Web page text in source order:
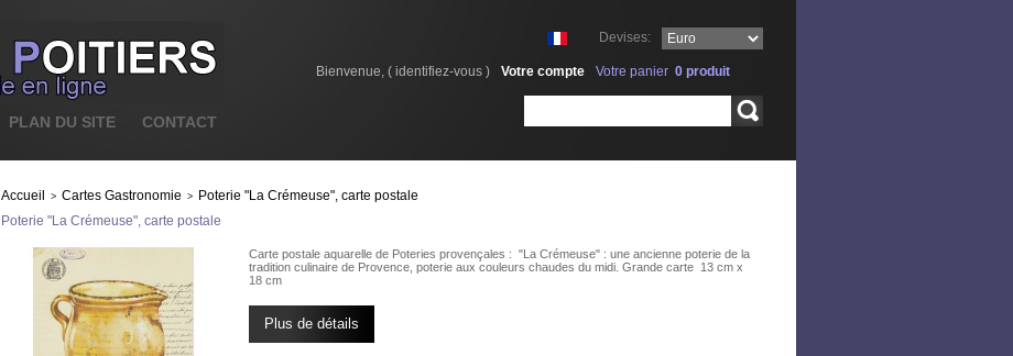
Devises:
Bienvenue, ( identifiez-vous ) Votre compte Votre panier 0 produit
PLAN DU SITE CONTACT
Accueil > Cartes Gastronomie >
Poterie "La Crémeuse", carte postale
Poterie "La Crémeuse", carte postale
Carte postale aquarelle de Poteries provençales : "La Crémeuse" : une ancienne poterie de la
tradition culinaire de Provence, poterie aux couleurs chaudes du midi. Grande carte 13 cm x
18 cm
Plus de détails